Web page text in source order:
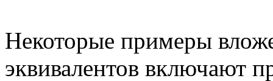
Некоторые примеры
эквивалентов включают